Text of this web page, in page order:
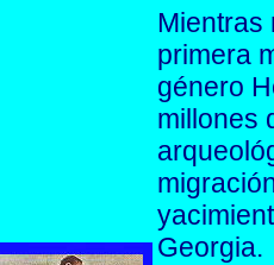
Mientras
primera
género
millones
Georgia.